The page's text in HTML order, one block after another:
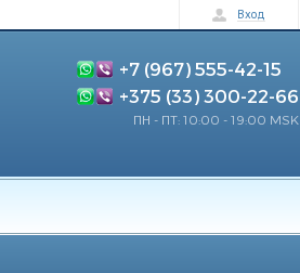
Вход
+7 (967) 555-42-15
+375 (33) 300-22-66
ПН - ПТ: 10:00 - 19:00 MSK